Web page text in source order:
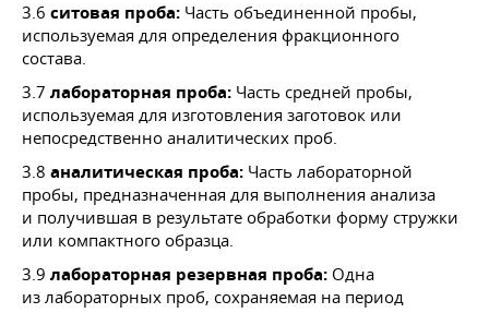
3.6 ситовая проба: Часть объединенной пробы,
используемая для определения фракционного
состава.
3.7 лабораторная проба: Часть средней пробы,
используемая для изготовления заготовок или
непосредственно аналитических проб.
3.8 аналитическая проба: Часть лабораторной
пробы, предназначенная для выполнения анализа
и получившая в результате обработки форму стружки
или компактного образца.
3.9 лабораторная резервная проба: Одна
из лабораторных проб, сохраняемая на период